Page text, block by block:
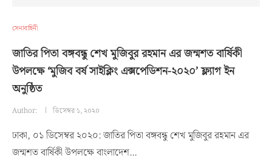
সেনাবাহিনী
জাতির পিতা বঙ্গবন্ধু শেখ মুজিবুর রহমান এর জন্মশত বার্ষিকী
উপলক্ষে ‘মুজিব বর্ষ সাইক্লিং এক্সপেডিশন-২০২০’ ফ্ল্যাগ ইন
অনুষ্ঠিত
Author: ডিসেম্বর ১, ২০২০
ঢাকা, ০১ ডিসেম্বর ২০২০: জাতির পিতা বঙ্গবন্ধু শেখ মুজিবুর রহমান এর
জন্মশত বার্ষিকী উপলক্ষে বাংলাদেশ…